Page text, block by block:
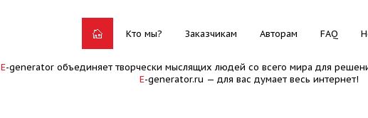
Кто мы? Заказчикам Авторам FAQ
E-generator объединяет творчески мыслящих людей со всего мира для
E-generator.ru — для вас думает весь интернет!